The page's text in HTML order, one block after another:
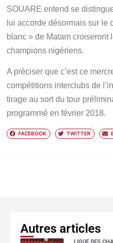
SOUARE entend se
lui accorde désormais sur le
blanc » de Matam croiseront
champions nigériens.
A préciser que c’est ce
compétitions interclubs de
tirage au sort du tour
programmé en février 2018.
FACEBOOK TWITTER
Autres articles
LIGUE DES